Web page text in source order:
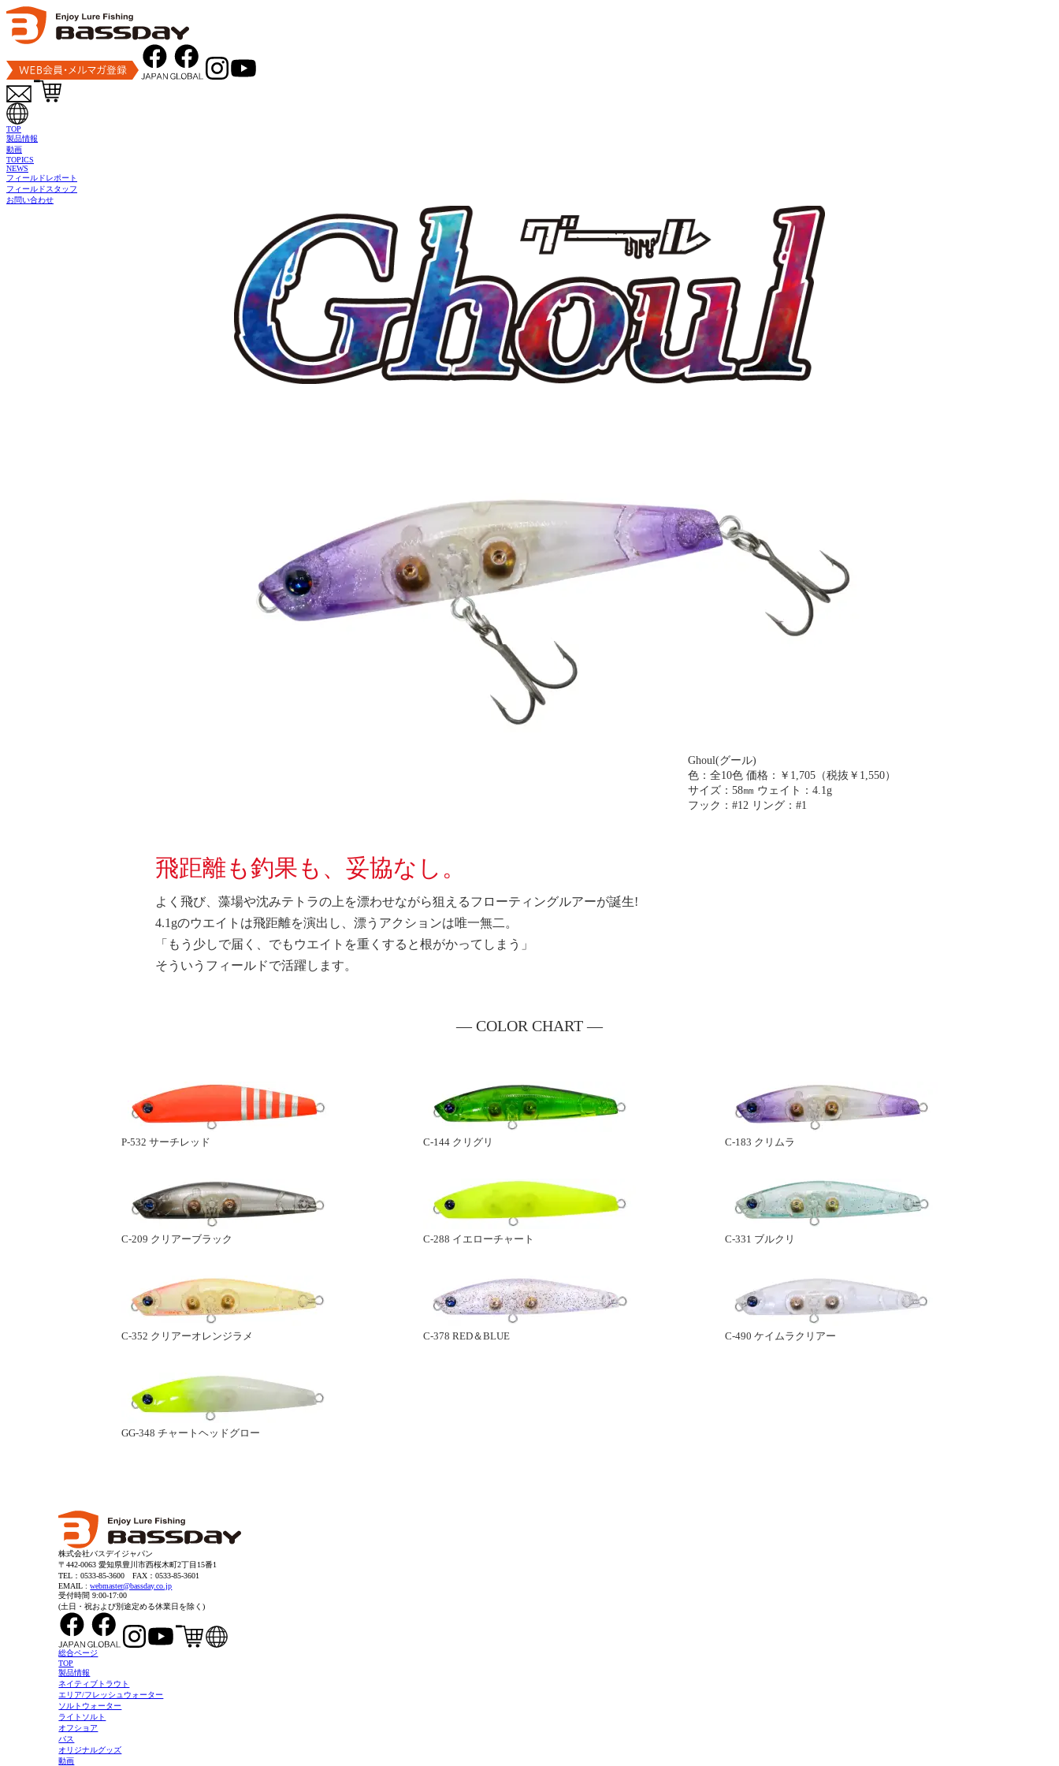
TOP
製品情報
動画
TOPICS
NEWS
フィールドレポート
フィールドスタッフ
お問い合わせ
Ghoul(グール)
色：全10色 価格：￥1,705（税抜￥1,550）
サイズ：58㎜ ウェイト：4.1g
フック：#12 リング：#1
飛距離も釣果も、妥協なし。
よく飛び、藻場や沈みテトラの上を漂わせながら狙えるフローティングルアーが誕生!
4.1gのウエイトは飛距離を演出し、漂うアクションは唯一無二。
「もう少しで届く、でもウエイトを重くすると根がかってしまう」
そういうフィールドで活躍します。
― COLOR CHART ―
P-532 サーチレッド C-144 クリグリ C-183 クリムラ
C-209 クリアーブラック C-288 イエローチャート C-331 ブルクリ
C-352 クリアーオレンジラメ C-378 RED＆BLUE C-490 ケイムラクリアー
GG-348 チャートヘッドグロー
株式会社バスデイジャパン
〒442-0063 愛知県豊川市西桜木町2丁目15番1
TEL：0533-85-3600FAX：0533-85-3601
EMAIL :webmaster@bassday.co.jp
受付時間 9:00-17:00
(土日・祝および別途定める休業日を除く)
総合ページ
TOP
製品情報
ネイティブトラウト
エリア/フレッシュウォーター
ソルトウォーター
ライトソルト
オフショア
バス
オリジナルグッズ
動画